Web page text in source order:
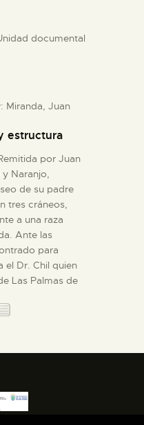
documental
: Miranda, Juan
estructura
por Juan
y Naranjo,
de su padre
tres cráneos,
a una raza
Ante las
para
el Dr. Chil quien
Las Palmas de